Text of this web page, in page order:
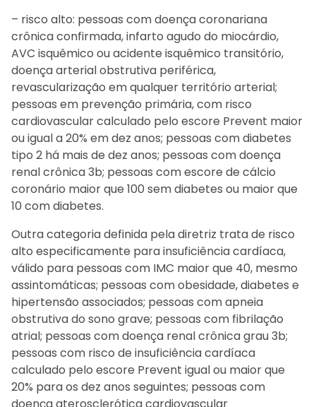
– risco alto: pessoas com doença coronariana
crônica confirmada, infarto agudo do miocárdio,
AVC isquêmico ou acidente isquêmico transitório,
doença arterial obstrutiva periférica,
revascularização em qualquer território arterial;
pessoas em prevenção primária, com risco
cardiovascular calculado pelo escore Prevent maior
ou igual a 20% em dez anos; pessoas com diabetes
tipo 2 há mais de dez anos; pessoas com doença
renal crônica 3b; pessoas com escore de cálcio
coronário maior que 100 sem diabetes ou maior que
10 com diabetes.
Outra categoria definida pela diretriz trata de risco
alto especificamente para insuficiência cardíaca,
válido para pessoas com IMC maior que 40, mesmo
assintomáticas; pessoas com obesidade, diabetes e
hipertensão associados; pessoas com apneia
obstrutiva do sono grave; pessoas com fibrilação
atrial; pessoas com doença renal crônica grau 3b;
pessoas com risco de insuficiência cardíaca
calculado pelo escore Prevent igual ou maior que
20% para os dez anos seguintes; pessoas com
doença aterosclerótica cardiovascular